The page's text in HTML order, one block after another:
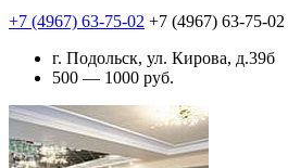
+7 (4967) 63-75-02 +7 (4967) 63-75-02
г. Подольск, ул. Кирова, д.39б
500 — 1000 руб.